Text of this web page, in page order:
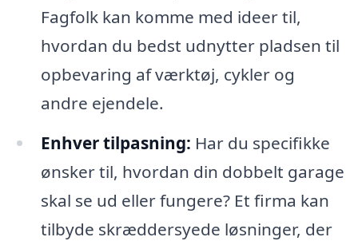
Fagfolk kan komme med ideer til,
hvordan du bedst udnytter pladsen til
opbevaring af værktøj, cykler og
andre ejendele.
Enhver tilpasning: Har du specifikke
ønsker til, hvordan din dobbelt garage
skal se ud eller fungere? Et firma kan
tilbyde skræddersyede løsninger, der